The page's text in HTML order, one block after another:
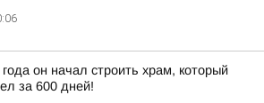
он начал строить храм, который
за 600 дней!